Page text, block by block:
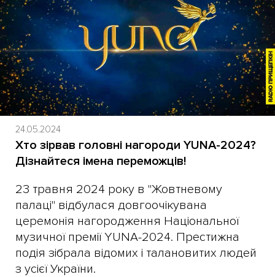
24.05.2024
Хто зірвав головні нагороди YUNA-2024?
Дізнайтеся імена переможців!
​23 травня 2024 року в "Жовтневому
палаці" відбулася довгоочікувана
церемонія нагородження Національної
музичної премії YUNA-2024. Престижна
подія зібрала відомих і талановитих людей
з усієї України.